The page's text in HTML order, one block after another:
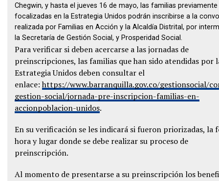
Chegwin, y hasta el jueves 16 de mayo, las familias previamente
focalizadas en la Estrategia Unidos podrán inscribirse a la
realizada por Familias en Acción y la Alcaldía Distrital, por
la Secretaría de Gestión Social, y Prosperidad Social.
Para verificar si deben acercarse a las jornadas de
preinscripciones, las familias que han sido atendidas por
Estrategia Unidos deben consultar el
enlace: https://www.barranquilla.gov.co/gestionsocial/
gestion-social/jornada-pre-inscripcion-familias-en-
accionpoblacion-unidos.
En su verificación se les indicará si fueron priorizadas, la
hora y lugar donde se debe realizar su proceso de
preinscripción.
Al momento de presentarse a su preinscripción los